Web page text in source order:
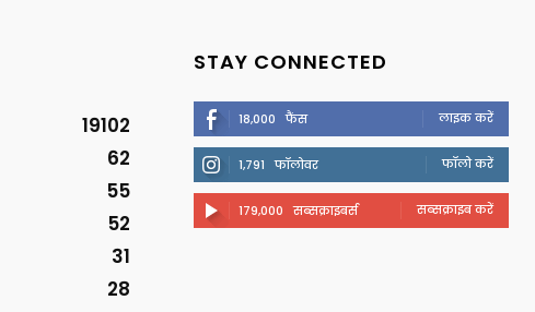
19102
62
55
52
31
28
STAY CONNECTED
18,000 फैंस लाइक करें
1,791 फॉलोवर फॉलो करें
179,000 सब्सक्राइबर्स सब्सक्राइब करें